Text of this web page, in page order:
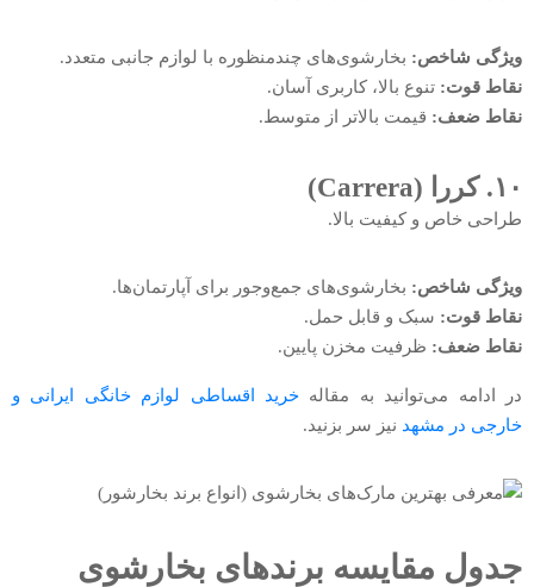
ویژگی شاخص: بخارشوی‌های چندمنظوره با لوازم جانبی متعدد.
نقاط قوت: تنوع بالا، کاربری آسان.
نقاط ضعف: قیمت بالاتر از متوسط.
۱۰. کررا (Carrera)
طراحی خاص و کیفیت بالا.
ویژگی شاخص: بخارشوی‌های جمع‌وجور برای آپارتمان‌ها.
نقاط قوت: سبک و قابل حمل.
نقاط ضعف: ظرفیت مخزن پایین.
در ادامه می‌توانید به مقاله خرید اقساطی لوازم خانگی ایرانی و
خارجی در مشهد نیز سر بزنید.
جدول مقایسه برندهای بخارشوی